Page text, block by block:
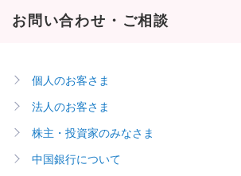
お問い合わせ・ご相談
個人のお客さま
法人のお客さま
株主・投資家のみなさま
中国銀行について